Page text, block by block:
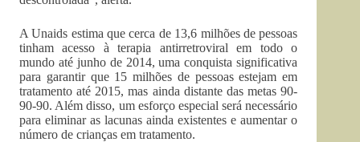
A Unaids estima que cerca de 13,6 milhões de pessoas
tinham acesso à terapia antirretroviral em todo o
mundo até junho de 2014, uma conquista significativa
para garantir que 15 milhões de pessoas estejam em
tratamento até 2015, mas ainda distante das metas 90-
90-90. Além disso, um esforço especial será necessário
para eliminar as lacunas ainda existentes e aumentar o
número de crianças em tratamento.